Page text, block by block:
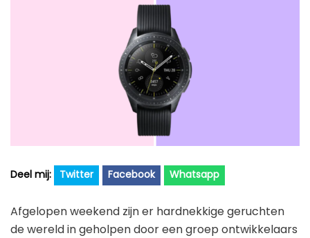
Horloge voor kinderen
Gezondheidshorloge
Vergelijk
Garmin
Huawei
Samsung
Training
Contact
Twitter Facebook Whatsapp
Afgelopen weekend zijn er hardnekkige geruchten
de wereld in geholpen door een groep ontwikkelaars